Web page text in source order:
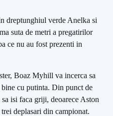
dreptunghiul verde Anelka si
suta de metri a pregatirilor
ce nu au fost prezenti in
Boaz Myhill va incerca sa
cu putinta. Din punct de
isi faca griji, deoarece Aston
deplasari din campionat.